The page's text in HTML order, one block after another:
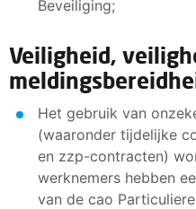
Beveiliging;
Veiligheid,
Het gebruik van
(waaronder tijdelijke
en zzp-contracten)
werknemers hebben
van de cao